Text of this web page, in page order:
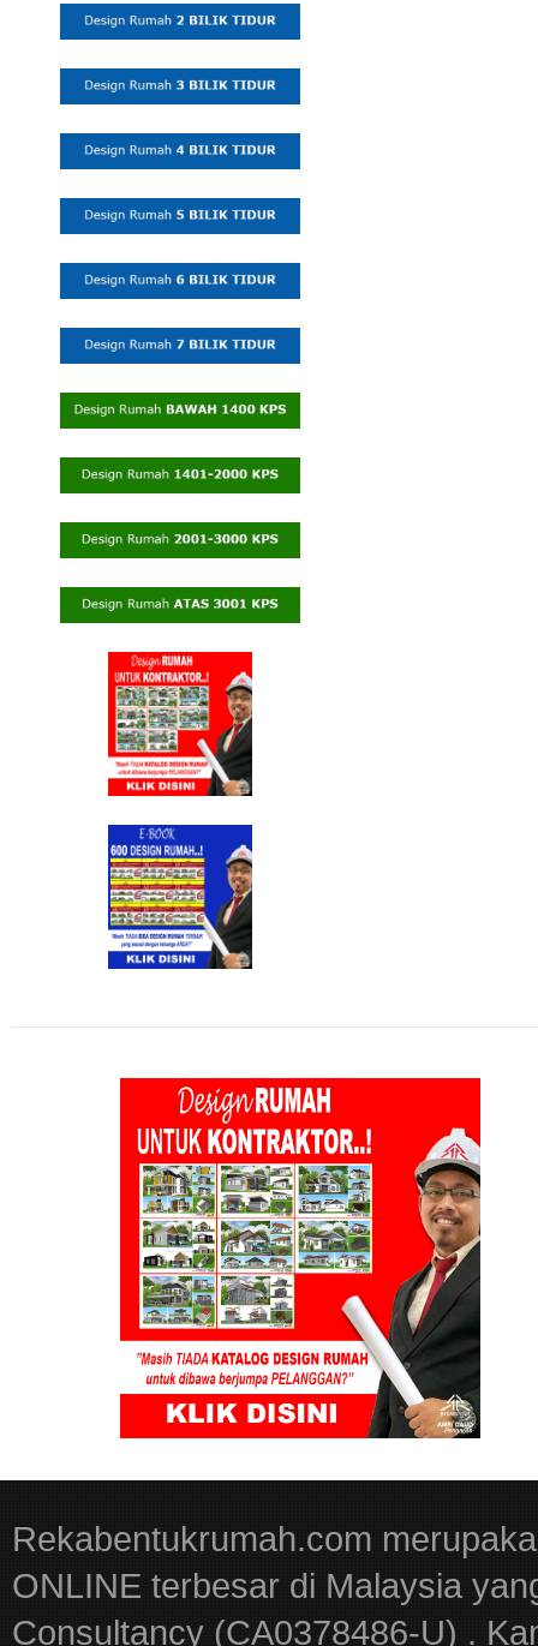
Rekabentukrumah.com
ONLINE terbesar di Malaysia
Consultancy (CA0378486-U) .